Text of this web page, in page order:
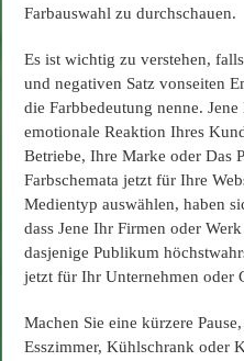
Farbauswahl zu durchschauen.
Es ist wichtig zu verstehen,
und negativen Satz vonseiten
die Farbbedeutung nenne.
emotionale Reaktion Ihres
Betriebe, Ihre Marke oder Das
Farbschemata jetzt für Ihre
Medientyp auswählen, haben
dass Jene Ihr Firmen oder
dasjenige Publikum
jetzt für Ihr Unternehmen oder
Machen Sie eine kürzere
Esszimmer, Kühlschrank oder